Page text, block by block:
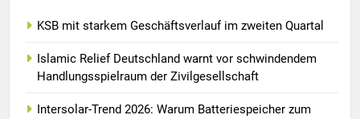
KSB mit starkem Geschäftsverlauf im zweiten Quartal
Islamic Relief Deutschland warnt vor schwindendem
Handlungsspielraum der Zivilgesellschaft
Intersolar-Trend 2026: Warum Batteriespeicher zum